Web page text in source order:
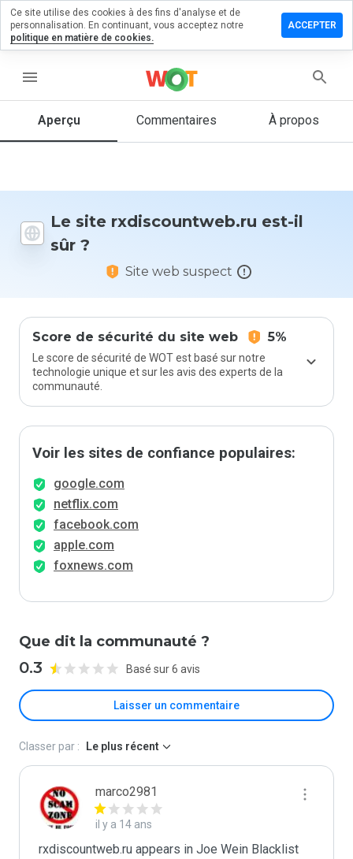
menu
Aperçu Commentaires À propos
Le site rxdiscountweb.ru est-il
sûr ?
Site web suspect
Score de sécurité du site web 5%
Le score de sécurité de WOT est basé sur notre
technologie unique et sur les avis des experts de la
communauté.
Voir les sites de confiance populaires:
google.com
netflix.com
facebook.com
apple.com
foxnews.com
Que dit la communauté ?
0.3 Basé sur 6 avis
Laisser un commentaire
un
sur
Quelle
donneriez-
Classer par : Le plus récent
marco2981
il y a 14 ans
rxdiscountweb.ru appears in Joe Wein Blacklist
Ce site utilise des cookies à des fins d'analyse et de
personnalisation. En continuant, vous acceptez notre
politique en matière de cookies.
ACCEPTER